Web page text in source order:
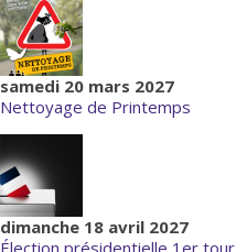
samedi 20 mars 2027
Nettoyage de Printemps
dimanche 18 avril 2027